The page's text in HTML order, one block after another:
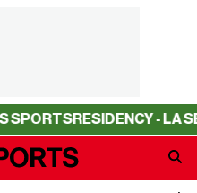
- LA SERIE A